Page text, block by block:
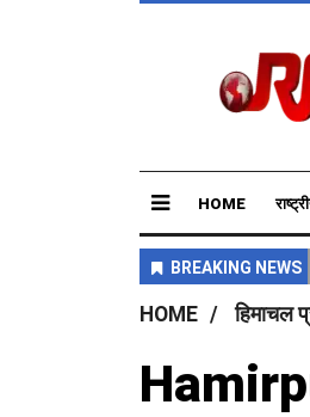
HOME
HOME हिमाचल